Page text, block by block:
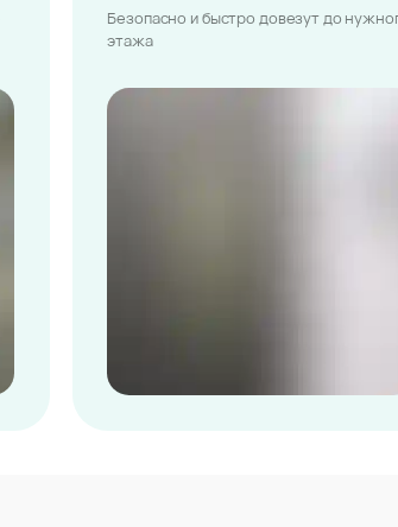
Безопасно и быстро довезут до
этажа